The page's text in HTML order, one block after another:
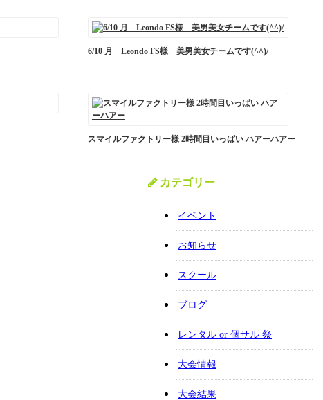
6/10 月 Leondo FS様 美男美女チームです(^^)/
スマイルファクトリー様 2時間目いっぱい ハアーハアー
カテゴリー
イベント
お知らせ
スクール
ブログ
レンタル or 個サル 祭
大会情報
大会結果